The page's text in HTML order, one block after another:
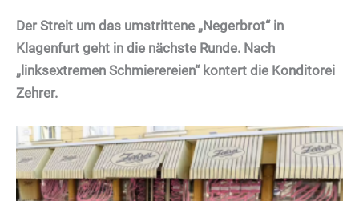
Der Streit um das umstrittene „Negerbrot“ in
Klagenfurt geht in die nächste Runde. Nach
„linksextremen Schmierereien“ kontert die Konditorei
Zehrer.